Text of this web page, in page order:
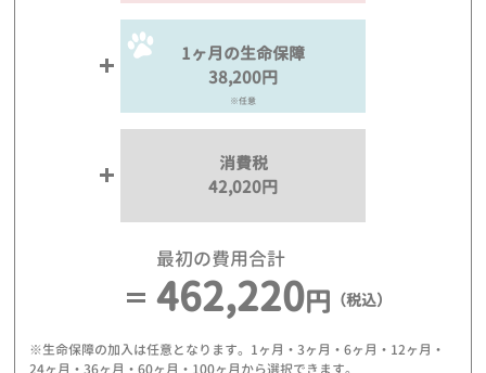
1ヶ月の生命保障
38,200円
※任意
消費税
42,020円
最初の費用合計
462,220円 （税込）
※生命保障の加入は任意となります。1ヶ月・3ヶ月・6ヶ月・12ヶ月・
24ヶ月・36ヶ月・60ヶ月・100ヶ月から選択できます。